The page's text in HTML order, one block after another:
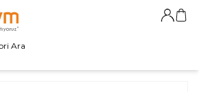
Giriş